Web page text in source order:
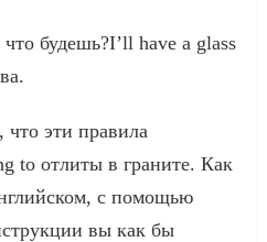
будешь?I’ll have a glass
эти правила
to отлиты в граните. Как
с помощью
вы как бы